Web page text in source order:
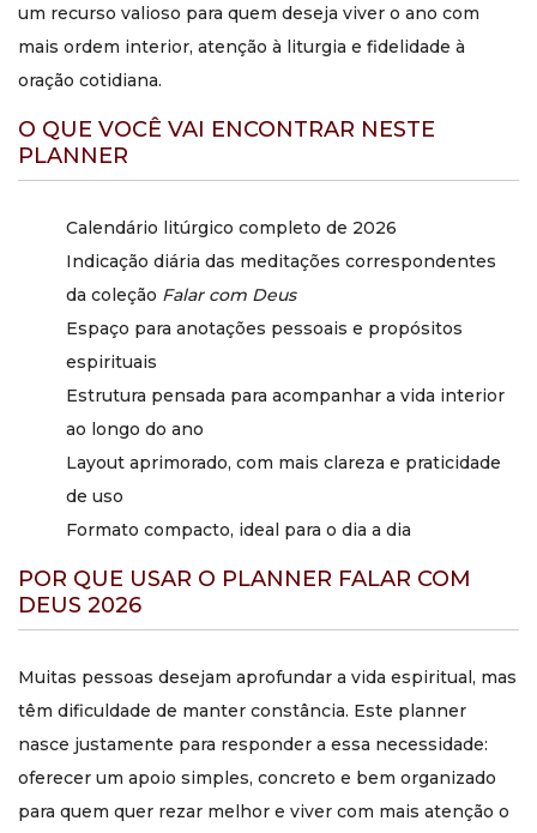
O que mudou nesta edição
de 2026?
A edição de 2026 traz atualização completa do calendário
litúrgico, indicação revisada das meditações
anotações pessoais.
É um bom presente de fim
de ano?
Sim. O planner é uma excelente opção de presente para
quem deseja começar o novo ano com mais profundidade
espiritual, organização interior e constância na oração.
O planner serve apenas para
leitores mais experientes?
retomando a vida espiritual ou deseja começar uma rotina
mais séria de oração. Seu formato é acessível, prático e
convidativo.
Vai haver novas edições
anuais?
Sim. A proposta da linha é acompanhar cada novo ano
litúrgico com uma edição atualizada, mantendo o planner
como apoio contínuo à vida espiritual.
um recurso valioso para quem deseja viver o ano com
mais ordem interior, atenção à liturgia e fidelidade à
oração cotidiana.
O QUE VOCÊ VAI ENCONTRAR NESTE
PLANNER
Calendário litúrgico completo de 2026
Indicação diária das meditações correspondentes
da coleção Falar com Deus
Espaço para anotações pessoais e propósitos
espirituais
Estrutura pensada para acompanhar a vida interior
ao longo do ano
Layout aprimorado, com mais clareza e praticidade
de uso
Formato compacto, ideal para o dia a dia
POR QUE USAR O PLANNER FALAR COM
DEUS 2026
Muitas pessoas desejam aprofundar a vida espiritual, mas
têm dificuldade de manter constância. Este planner
nasce justamente para responder a essa necessidade:
oferecer um apoio simples, concreto e bem organizado
para quem quer rezar melhor e viver com mais atenção o